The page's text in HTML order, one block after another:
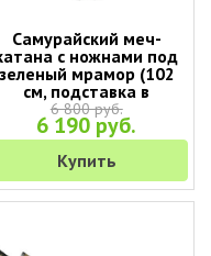
Самурайский меч-
с ножнами под
зеленый мрамор (102
см, подставка в
подарок)
6 800 руб.
6 190 руб.
Купить